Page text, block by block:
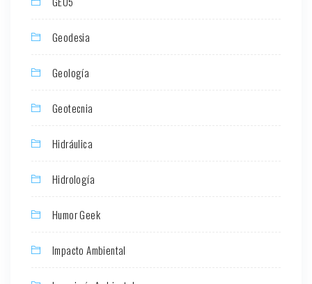
Geodesia
Geología
Geotecnia
Hidráulica
Hidrología
Humor Geek
Impacto Ambiental